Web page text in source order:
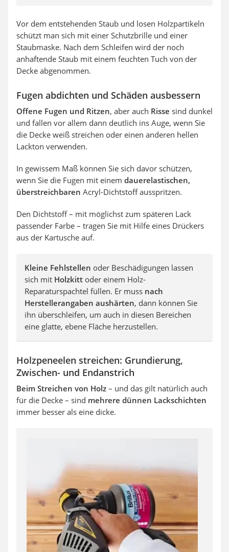
Vor dem entstehenden Staub und losen Holzpartikeln
schützt man sich mit einer Schutzbrille und einer
Staubmaske. Nach dem Schleifen wird der noch
anhaftende Staub mit einem feuchten Tuch von der
Decke abgenommen.
Fugen abdichten und Schäden ausbessern
Offene Fugen und Ritzen, aber auch Risse sind dunkel
und fallen vor allem dann deutlich ins Auge, wenn Sie
die Decke weiß streichen oder einen anderen hellen
Lackton verwenden.
In gewissem Maß können Sie sich davor schützen,
wenn Sie die Fugen mit einem dauerelastischen,
überstreichbaren Acryl-Dichtstoff ausspritzen.
Den Dichtstoff – mit möglichst zum späteren Lack
passender Farbe – tragen Sie mit Hilfe eines Drückers
aus der Kartusche auf.
Kleine Fehlstellen oder Beschädigungen lassen
sich mit Holzkitt oder einem Holz-
Reparaturspachtel füllen. Er muss nach
Herstellerangaben aushärten, dann können Sie
ihn überschleifen, um auch in diesen Bereichen
eine glatte, ebene Fläche herzustellen.
Holzpeneelen streichen: Grundierung,
Zwischen- und Endanstrich
Beim Streichen von Holz – und das gilt natürlich auch
für die Decke – sind mehrere dünnen Lackschichten
immer besser als eine dicke.